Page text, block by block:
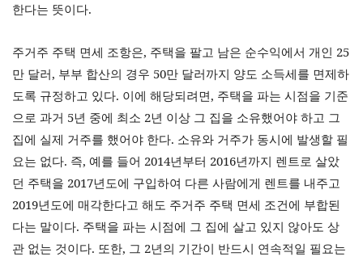
한다는 뜻이다.
주거주 주택 면세 조항은, 주택을 팔고 남은 순수익에서 개인 25
만 달러, 부부 합산의 경우 50만 달러까지 양도 소득세를 면제하
도록 규정하고 있다. 이에 해당되려면, 주택을 파는 시점을 기준
으로 과거 5년 중에 최소 2년 이상 그 집을 소유했어야 하고 그
집에 실제 거주를 했어야 한다. 소유와 거주가 동시에 발생할 필
요는 없다. 즉, 예를 들어 2014년부터 2016년까지 렌트로 살았
던 주택을 2017년도에 구입하여 다른 사람에게 렌트를 내주고
2019년도에 매각한다고 해도 주거주 주택 면세 조건에 부합된
다는 말이다. 주택을 파는 시점에 그 집에 살고 있지 않아도 상
관 없는 것이다. 또한, 그 2년의 기간이 반드시 연속적일 필요는